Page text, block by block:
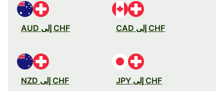
CHF إلى CAD CHF إلى AUD
CHF إلى JPY CHF إلى NZD